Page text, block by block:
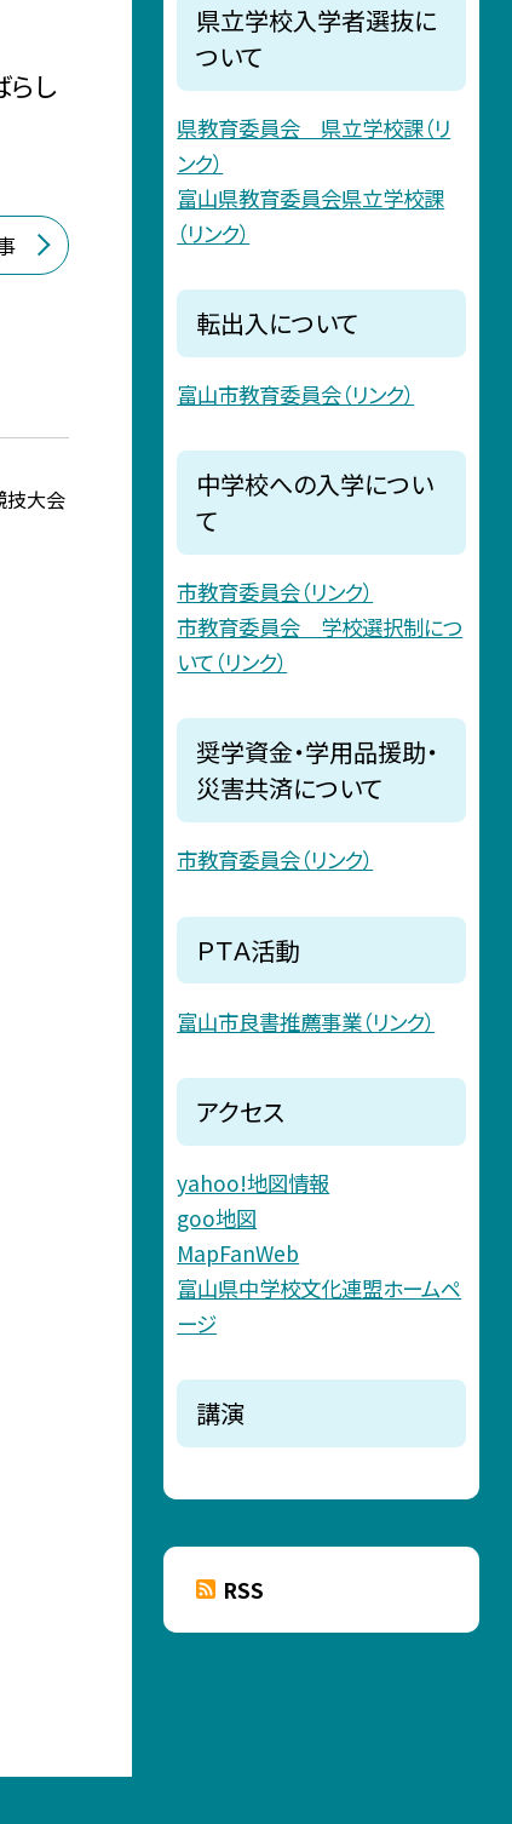
らし
技大会
県立学校入学者選抜に
ついて
県教育委員会 県立学校課（リ
ンク）
富山県教育委員会県立学校課
（リンク）
転出入について
富山市教育委員会（リンク）
中学校への入学につい
て
市教育委員会（リンク）
市教育委員会 学校選択制につ
いて（リンク）
奨学資金・学用品援助・
災害共済について
市教育委員会（リンク）
ＰＴＡ活動
富山市良書推薦事業（リンク）
アクセス
yahoo!地図情報
goo地図
MapFanWeb
富山県中学校文化連盟ホームペ
ージ
講演
RSS